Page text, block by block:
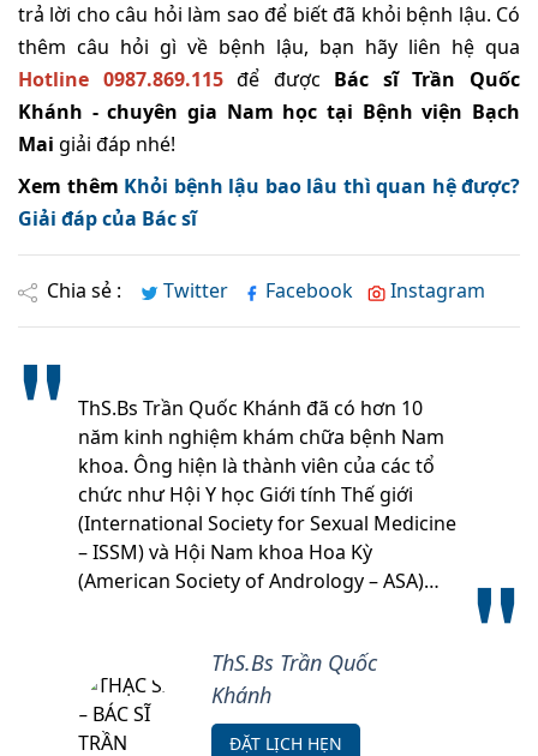
trả lời cho câu hỏi làm sao để biết đã khỏi bệnh lậu. Có
thêm câu hỏi gì về bệnh lậu, bạn hãy liên hệ qua
Hotline 0987.869.115để được Bác sĩ Trần Quốc
Khánh - chuyên gia Nam học tại Bệnh viện Bạch
Mai giải đáp nhé!
Xem thêm Khỏi bệnh lậu bao lâu thì quan hệ được?
Giải đáp của Bác sĩ
Chia sẻ : Twitter Facebook Instagram
ThS.Bs Trần Quốc Khánh đã có hơn 10
năm kinh nghiệm khám chữa bệnh Nam
khoa. Ông hiện là thành viên của các tổ
chức như Hội Y học Giới tính Thế giới
(International Society for Sexual Medicine
– ISSM) và Hội Nam khoa Hoa Kỳ
(American Society of Andrology – ASA)…
ThS.Bs Trần Quốc
Khánh
ĐẶT LỊCH HẸN